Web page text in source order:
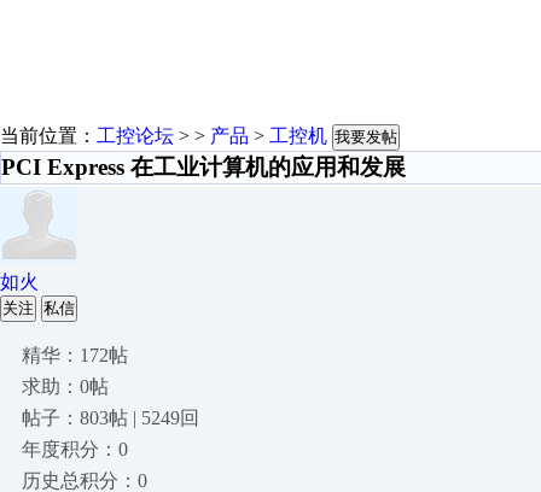
当前位置： 工控论坛 > > 产品 > 工控机 我要发帖
PCI Express 在工业计算机的应用和发展
如火
关注 私信
精华：172帖
求助：0帖
帖子：803帖 | 5249回
年度积分：0
历史总积分：0